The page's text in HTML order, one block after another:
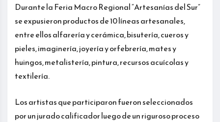
Durante la Feria Macro Regional “Artesanías del Sur”
se expusieron productos de 10 líneas artesanales,
entre ellos alfarería y cerámica, bisutería, cueros y
pieles, imaginería, joyería y orfebrería, mates y
huingos, metalistería, pintura, recursos acuícolas y
textilería.
Los artistas que participaron fueron seleccionados
por un jurado calificador luego de un riguroso proceso